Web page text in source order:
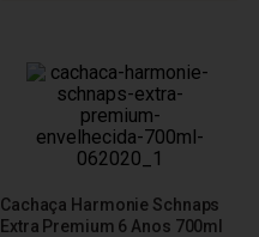
Cachaça Harmonie Schnaps
Extra Premium 6 Anos 700ml